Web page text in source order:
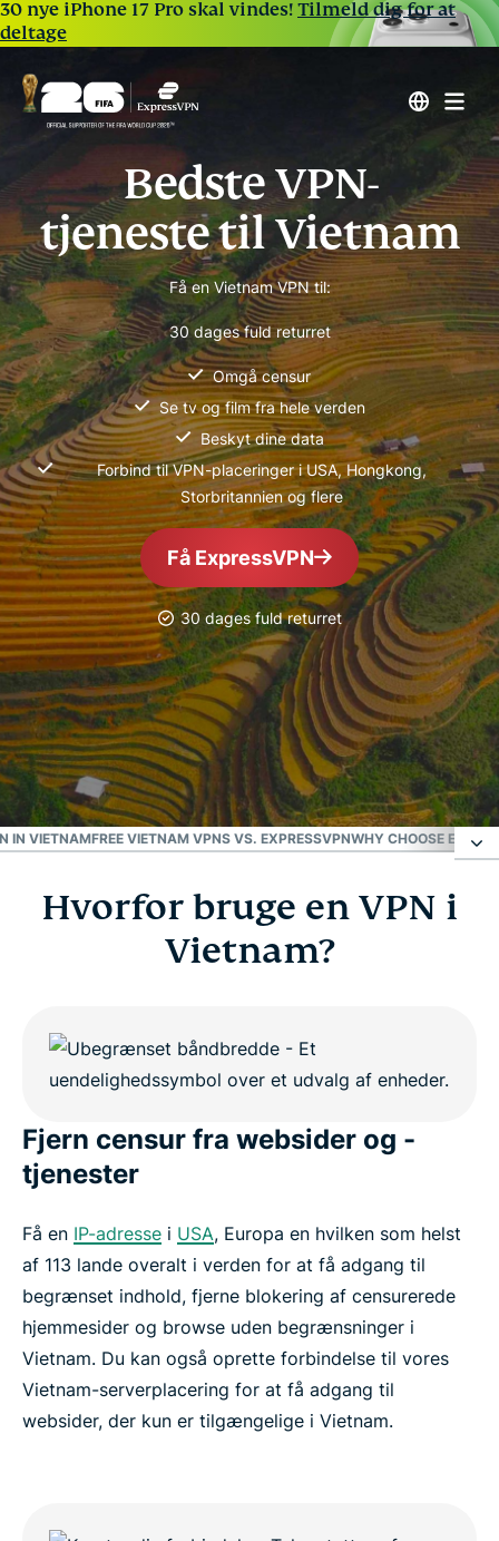
30 nye iPhone 17 Pro skal vindes!Tilmeld dig for at
deltage
Bedste VPN-
tjeneste til Vietnam
Få en Vietnam VPN til:
30 dages fuld returret
Omgå censur
Se tv og film fra hele verden
Beskyt dine data
Forbind til VPN-placeringer i USA, Hongkong,
Storbritannien og flere
Få ExpressVPN
30 dages fuld returret
MEST PÅLIDELIGE VPN
Bedste vietnamesiske
VPN
IN VIETNAMFREE VIETNAM VPNS VS. EXPRESSVPNWHY CHOOSE
Hvorfor bruge en VPN i Vietnam?
Vietnam VPN til pc, Mac, iPhone, Android og mere
Ofte stillede spørgsmål
Prøv en Vietnam VPN risikofri
Get a Vietnam VPN in 3 simple steps
Everyday uses for a VPN in Vietnam
Free Vietnam VPNs vs. ExpressVPN
Hvorfor bruge en VPN i
Vietnam?
Fjern censur fra websider og -
tjenester
Få en IP-adresse i USA, Europa en hvilken som helst
af 113 lande overalt i verden for at få adgang til
begrænset indhold, fjerne blokering af censurerede
hjemmesider og browse uden begrænsninger i
Vietnam. Du kan også oprette forbindelse til vores
Vietnam-serverplacering for at få adgang til
websider, der kun er tilgængelige i Vietnam.